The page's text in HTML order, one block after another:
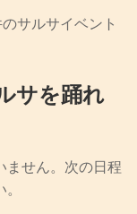
サルサイベント
サを踊れ
ません。次の日程